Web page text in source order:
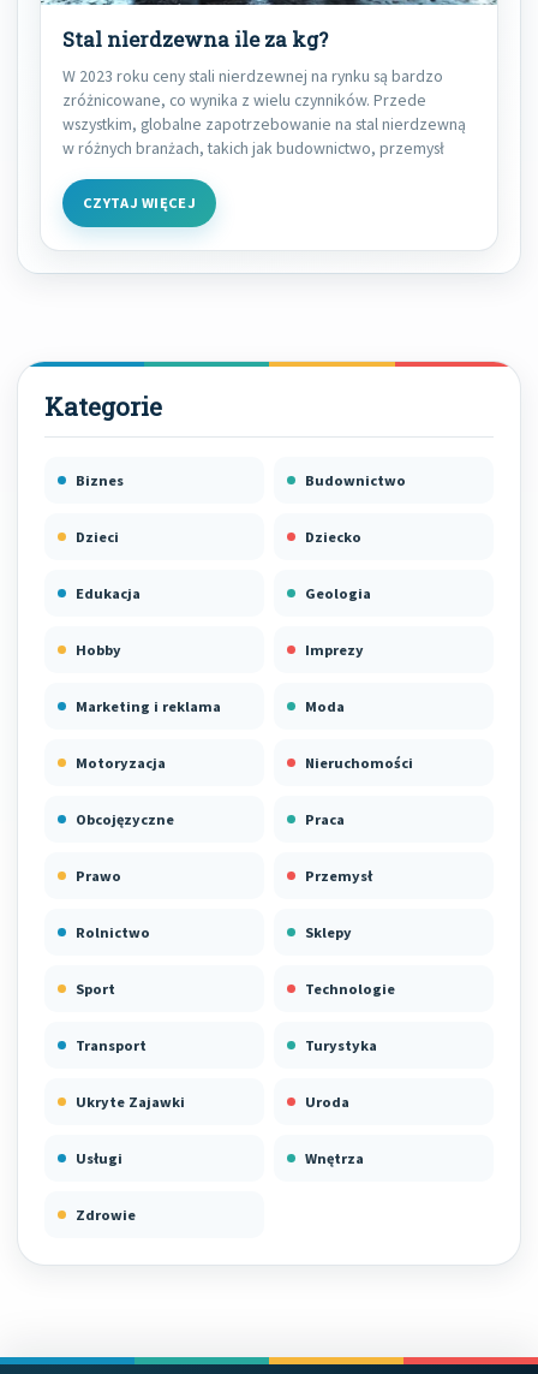
Stal nierdzewna ile za kg?
W 2023 roku ceny stali nierdzewnej na rynku są bardzo
zróżnicowane, co wynika z wielu czynników. Przede
wszystkim, globalne zapotrzebowanie na stal nierdzewną
w różnych branżach, takich jak budownictwo, przemysł
CZYTAJ WIĘCEJ
Biznes Budownictwo
Dzieci Dziecko
Edukacja Geologia
Hobby Imprezy
Marketing i reklama Moda
Motoryzacja Nieruchomości
Obcojęzyczne Praca
Prawo Przemysł
Rolnictwo Sklepy
Sport Technologie
Transport Turystyka
Ukryte Zajawki Uroda
Usługi Wnętrza
Zdrowie